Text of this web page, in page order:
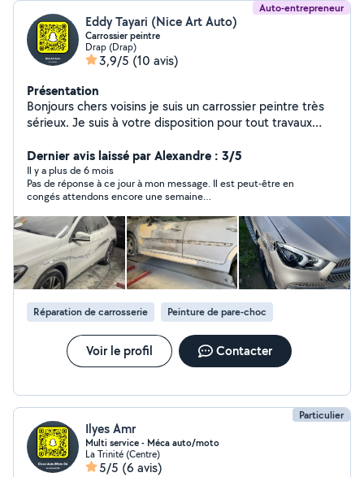
Auto-entrepreneur
Eddy Tayari (Nice Art Auto)
Carrossier peintre
Drap (Drap)
3,9/5 (10 avis)
Présentation
Bonjours chers voisins je suis un carrossier peintre très
sérieux. Je suis à votre disposition pour tout travaux
cela peut facilité nos échange 6 65 33 49 40
Dernier avis laissé par Alexandre : 3/5
Il y a plus de 6 mois
Pas de réponse à ce jour à mon message. Il est peut-être en
congés attendons encore une semaine…
Réparation de carrosserie Peinture de pare-choc
Voir le profil Contacter
Particulier
Ilyes Amr
Multi service - Méca auto/moto
La Trinité (Centre)
5/5 (6 avis)